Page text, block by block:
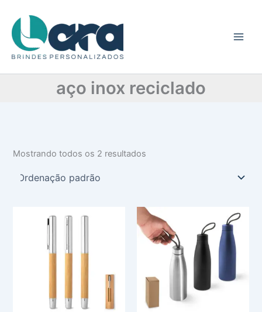
para
conteúdo
aço inox reciclado
t
e
r
Mostrando todos os 2 resultados